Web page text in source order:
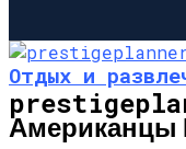
Отдых и
Американцы